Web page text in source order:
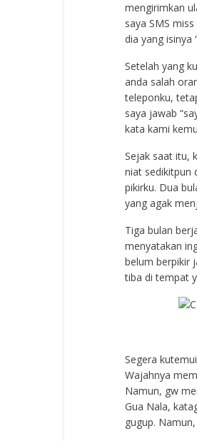
mengirimkan
saya SMS
dia yang isinya
Setelah yang
anda salah
teleponku,
saya jawab
kata kami
Sejak saat itu,
niat sedikitpun
pikirku. Dua
yang agak
Tiga bulan
menyatakan
belum berpikir
tiba di tempat
Segera
Wajahnya
Namun, gw
Gua Nala,
gugup.